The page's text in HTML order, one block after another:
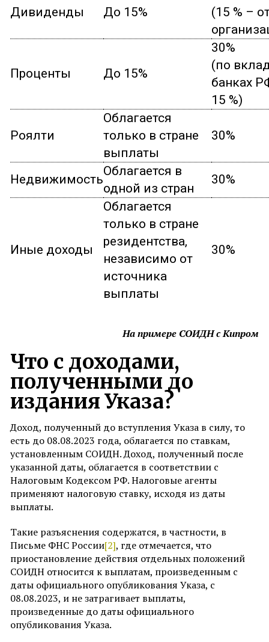
Дивиденды До 15%
(15 % –
Проценты До 15%
30%
(по
банках
15 %)
Роялти
Облагается
только в стране
выплаты
30%
Недвижимость
Облагается в
одной из стран
30%
Иные доходы
Облагается
только в стране
резидентства,
независимо от
источника
выплаты
30%
На примере СОИДН с Кипром
Что с доходами,
полученными до
издания Указа?
Доход, полученный до вступления Указа в силу, то
есть до 08.08.2023 года, облагается по ставкам,
установленным СОИДН. Доход, полученный после
указанной даты, облагается в соответствии с
Налоговым Кодексом РФ. Налоговые агенты
применяют налоговую ставку, исходя из даты
выплаты.
Такие разъяснения содержатся, в частности, в
Письме ФНС России[2], где отмечается, что
приостановление действия отдельных положений
СОИДН относится к выплатам, произведенным с
даты официального опубликования Указа, с
08.08.2023, и не затрагивает выплаты,
произведенные до даты официального
опубликования Указа.